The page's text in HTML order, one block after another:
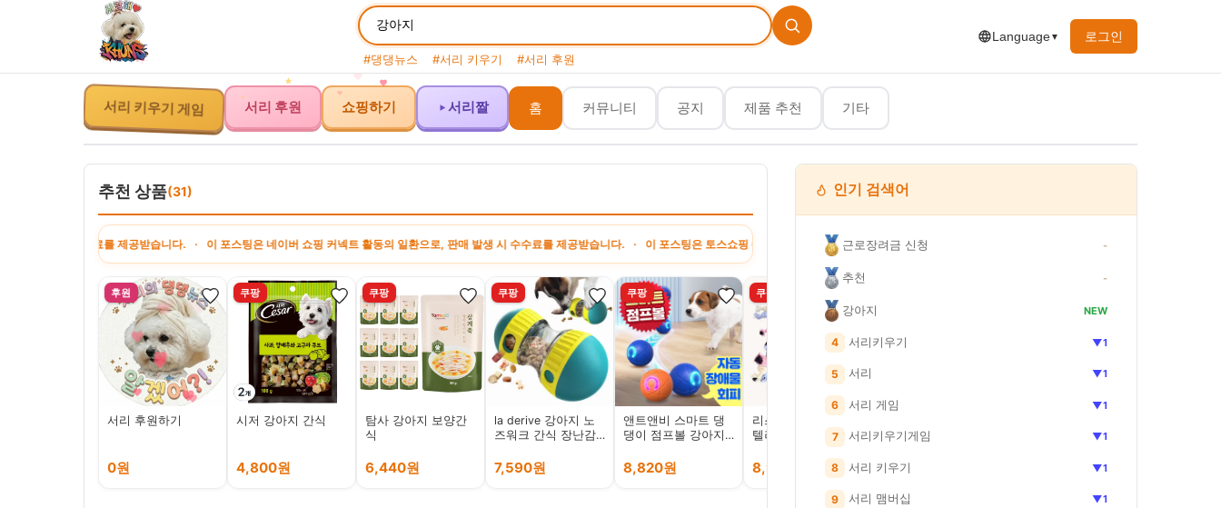
#댕댕뉴스 #서리 키우기 #서리 후원
Language▼ 로그인
서리 키우기 게임 서리 후원 쇼핑하기 서리짤 홈 커뮤니티 공지 제품 추천 기타
추천 상품(31)
액의 수수료를 제공받습니다. · 이 포스팅은 네이버 쇼핑 커넥트 활동의 일환으로, 판매 발생 시 수수료를 제공받습니다. · 이 포스팅은 토스쇼핑 쉐어링크 활동의 일환으로, 이에 따른 일정액의 수수료를 제공받습니다. · 이 포스팅은 쿠팡 파
후원
서리 후원하기
0원
쿠팡
시저 강아지 간식
4,800원
쿠팡
탐사 강아지 보양간
식
6,440원
쿠팡
la derive 강아지 노
즈워크 간식 장난감
7,590원
쿠팡
앤트앤비 스마트 댕
댕이 점프볼 강아지
8,820원
쿠팡
리스펫 강아지 파스
텔러버 터그놀이 로
프 장난감 6종 세트
8,990원
더리얼 용가리 멍치
9,170원
난감 봉제 인형 장난
인기 검색어
근로장려금 신청 -
추천 -
강아지 NEW
4 서리키우기 ▼1
5 서리 ▼1
6 서리 게임 ▼1
7 서리키우기게임 ▼1
8 서리 키우기 ▼1
9 서리 맴버십 ▼1